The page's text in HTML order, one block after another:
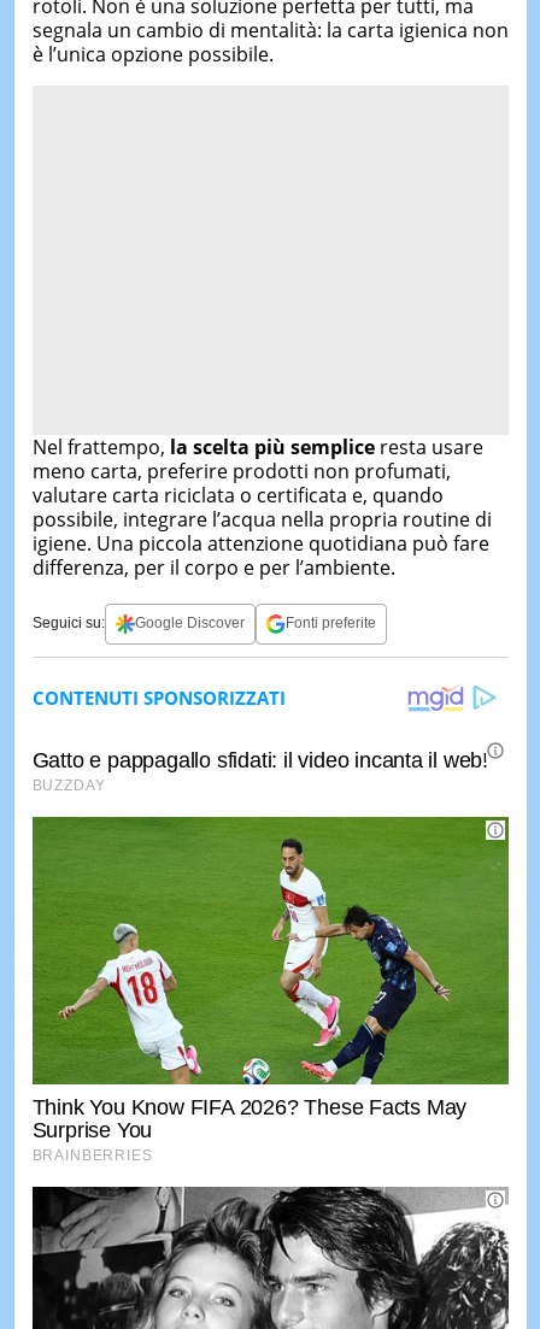
rotoli. Non è una soluzione perfetta per tutti, ma
segnala un cambio di mentalità: la carta igienica non
è l’unica opzione possibile.
Nel frattempo, la scelta più sempliceresta usare
meno carta, preferire prodotti non profumati,
valutare carta riciclata o certificata e, quando
possibile, integrare l’acqua nella propria routine di
igiene. Una piccola attenzione quotidiana può fare
differenza, per il corpo e per l’ambiente.
Seguici su: Google Discover Fonti preferite